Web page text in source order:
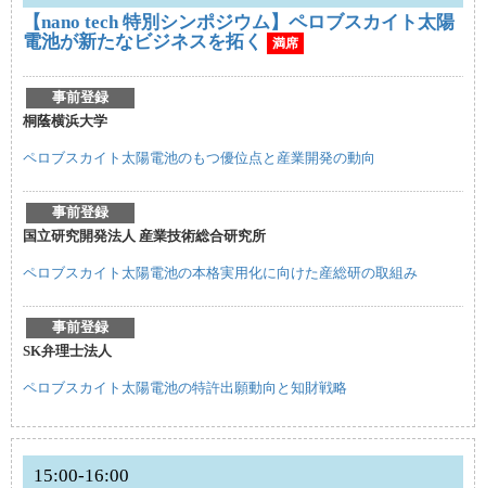
【nano tech 特別シンポジウム】ペロブスカイト太陽
電池が新たなビジネスを拓く
満席
事前登録
桐蔭横浜大学
ペロブスカイト太陽電池のもつ優位点と産業開発の動向
事前登録
国立研究開発法人 産業技術総合研究所
ペロブスカイト太陽電池の本格実用化に向けた産総研の取組み
事前登録
SK弁理士法人
ペロブスカイト太陽電池の特許出願動向と知財戦略
15:00-16:00